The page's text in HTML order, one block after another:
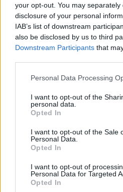
your opt-out. You may
disclosure of your personal
IAB’s list of downstream
also be disclosed by us to third
Downstream Participants that
Please note that this website/app
not limited to your visit or usage
grant or deny consent to Google
use your data for below specified
consent section.
Personal Data Processing
I want to opt-out of the
personal data.
Opted In
I want to opt-out of the Sale
Personal Data.
Opted In
I want to opt-out of
Personal Data for Targeted
Opted In
Μετά από τις ακτές και τους
τώρα το Ίδρυμα Αθ. Κ.
σιδηροδρομικές γραμμές
Έξι τόνους σκουπιδιών
οι άνθρωποι του Cyclone